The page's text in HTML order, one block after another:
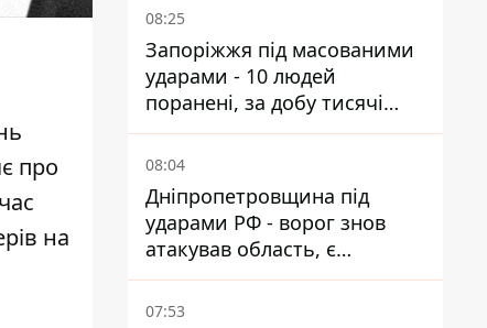
про
на
08:25
Запоріжжя під масованими
ударами - 10 людей
поранені, за добу тисячі
атак
08:04
Дніпропетровщина під
ударами РФ - ворог знов
атакував область, є
руйнування та пожежі
07:53